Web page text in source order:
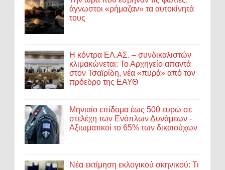
άγνωστοι «ρήμαζαν» τα αυτοκίνητά
τους
Η κόντρα ΕΛ.ΑΣ. – συνδικαλιστών
κλιμακώνεται: Το Αρχηγείο απαντά
στον Τσαϊρίδη, νέα «πυρά» από τον
πρόεδρο της ΕΑΥΘ
Μηνιαίο επίδομα έως 500 ευρώ σε
στελέχη των Ενόπλων Δυνάμεων -
Αξιωματικοί το 65% των δικαιούχων
Νέα εκτίμηση εκλογικού σκηνικού: Τι